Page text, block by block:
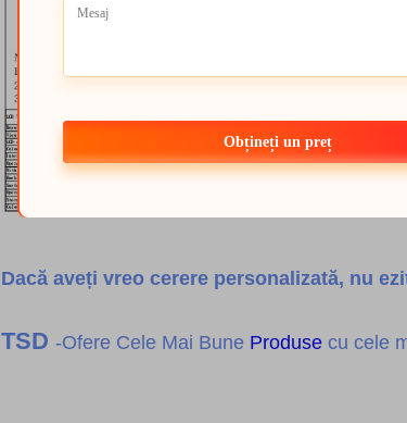
Dacă aveți vreo cerere personalizată, nu
TSD -Ofere Cele Mai Bune Produse cu cele
Obțineți un preț